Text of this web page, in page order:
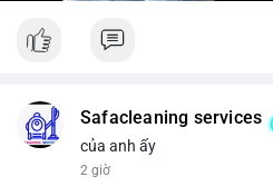
Safacleaning services
của anh ấy
2 giờ